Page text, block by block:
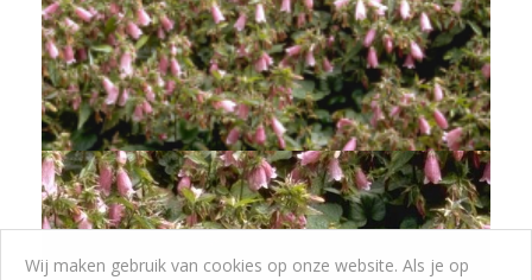
Wij maken gebruik van cookies op onze website. Als je op